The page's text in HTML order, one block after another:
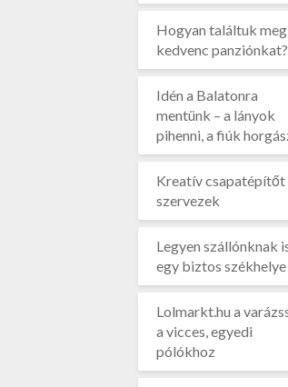
Hogyan találtuk meg
kedvenc panziónkat?
Idén a Balatonra
mentünk – a lányok
pihenni, a fiúk
Kreatív csapatépítőt
szervezek
Legyen szállónknak
egy biztos székhelye
Lolmarkt.hu a
a vicces, egyedi
pólókhoz